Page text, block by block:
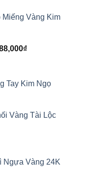
Miếng Vàng Kim
₫
Tay Kim Ngọ
Vàng Tài Lộc
Ngựa Vàng 24K